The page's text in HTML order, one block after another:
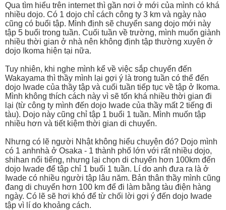
Qua tìm hiểu trên internet thì gần nơi ở mới của mình có khá
nhiều dojo. Có 1 dojo chỉ cách công ty 3 km và ngày nào
cũng có buổi tập. Mình định sẽ chuyển sang dojo mới này
tập 5 buổi trong tuần. Cuối tuần về trường, mình muốn giành
nhiều thời gian ở nhà nên không định tập thường xuyên ở
dojo Ikoma hiện tại nữa.
Tuy nhiên, khi nghe mình kể về việc sắp chuyển đến
Wakayama thì thầy mình lại gợi ý là trong tuần có thể đến
dojo Iwade của thầy tập và cuối tuần tiếp tục về tập ở Ikoma.
Mình không thích cách này vì sẽ tốn khá nhiều thời gian đi
lại (từ công ty mình đến dojo Iwade của thầy mất 2 tiếng đi
tàu). Dojo này cũng chỉ tập 1 buổi 1 tuần. Mình muốn tập
nhiều hơn và tiết kiệm thời gian di chuyển.
Nhưng có lẽ người Nhật không hiểu chuyện đó? Dojo mình
có 1 anhnhà ở Osaka - 1 thành phố lớn với rất nhiều dojo,
shihan nổi tiếng, nhưng lại chọn di chuyển hơn 100km đến
dojo Iwade để tập chỉ 1 buổi 1 tuần. Lí do anh đưa ra là ở
Iwade có nhiều người tập lâu năm. Bản thân thầy mình cũng
đang di chuyển hơn 100 km để đi làm bằng tàu điện hàng
ngày. Có lẽ sẽ hơi khó để từ chối lời gợi ý đến dojo Iwade
tập vì lí do khoảng cách.